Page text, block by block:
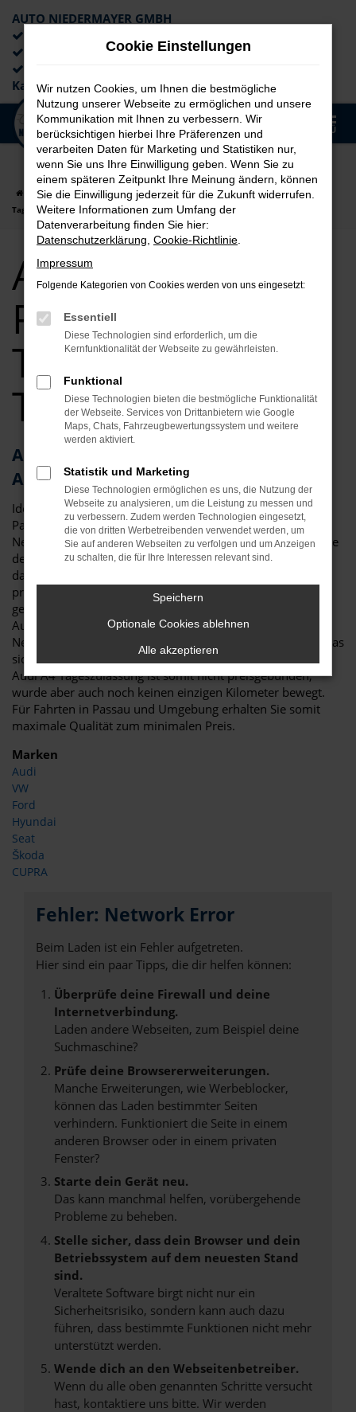
Zum
Hauptinhalt
springen
AUTO NIEDERMAYER GMBH
Lieferung an die Haustür
Kaufabwicklung
MENÜ
Startseite Passau Audi Audi A4
Audi A4 für Passau
Tageszulassung Top Angebote
Audi A4 für
Passau
Tageszulassung
Top Angebote
Audi A4 Tageszulassung – die clevere
Alternative für Passau
Ideen muss man haben! Eine Audi A4 Tageszulassung für
Passau ist eine clevere Möglichkeit, um gleichzeitig einen
Neuwagen zu fahren, hierfür aber lediglich einen Preis nahe
dem Gebrauchtwagenniveau zu zahlen. Dies funktioniert
dank eines Tricks, der in der Automobilbranche gerne
praktiziert wird: eine Audi A4 Tageszulassung ist genau
genommen ein klassischer Neuwagen. Viele
Automobilhändler sind jedoch in den Rabatten für
Neufahrzeuge an die Vorgaben der Hersteller gebunden, was
sich durch das Zulassen für einen Tag umgehen lässt. Eine
Audi A4 Tageszulassung ist somit nicht preisgebunden,
wurde aber auch noch keinen einzigen Kilometer bewegt.
Für Fahrten in Passau und Umgebung erhalten Sie somit
maximale Qualität zum minimalen Preis.
Marken
Audi
VW
Ford
Hyundai
Seat
Škoda
CUPRA
Fehler: Network Error
Beim Laden ist ein Fehler aufgetreten.
Hier sind ein paar Tipps, die dir helfen können:
Überprüfe deine Firewall und deine
Internetverbindung.
Laden andere Webseiten, zum Beispiel deine
Suchmaschine?
Prüfe deine Browsererweiterungen.
Manche Erweiterungen, wie Werbeblocker,
können das Laden bestimmter Seiten
verhindern. Funktioniert die Seite in einem
anderen Browser oder in einem privaten
Fenster?
Starte dein Gerät neu.
Das kann manchmal helfen, vorübergehende
Probleme zu beheben.
Stelle sicher, dass dein Browser und dein
Betriebssystem auf dem neuesten Stand
sind.
Veraltete Software birgt nicht nur ein
Sicherheitsrisiko, sondern kann auch dazu
führen, dass bestimmte Funktionen nicht mehr
unterstützt werden.
Wende dich an den Webseitenbetreiber.
Wenn du alle oben genannten Schritte versucht
hast, kontaktiere uns bitte. Wir werden
Cookie Einstellungen
Wir nutzen Cookies, um Ihnen die bestmögliche
Nutzung unserer Webseite zu ermöglichen und unsere
Kommunikation mit Ihnen zu verbessern. Wir
berücksichtigen hierbei Ihre Präferenzen und
verarbeiten Daten für Marketing und Statistiken nur,
wenn Sie uns Ihre Einwilligung geben. Wenn Sie zu
einem späteren Zeitpunkt Ihre Meinung ändern, können
Sie die Einwilligung jederzeit für die Zukunft widerrufen.
Weitere Informationen zum Umfang der
Datenverarbeitung finden Sie hier:
Datenschutzerklärung Cookie-Richtlinie
Impressum
Folgende Kategorien von Cookies werden von uns eingesetzt:
Essentiell
Diese Technologien sind erforderlich, um die
Kernfunktionalität der Webseite zu gewährleisten.
Funktional
Diese Technologien bieten die bestmögliche Funktionalität
der Webseite. Services von Drittanbietern wie Google
Maps, Chats, Fahrzeugbewertungssystem und weitere
werden aktiviert.
Statistik und Marketing
Diese Technologien ermöglichen es uns, die Nutzung der
Webseite zu analysieren, um die Leistung zu messen und
zu verbessern. Zudem werden Technologien eingesetzt,
die von dritten Werbetreibenden verwendet werden, um
Sie auf anderen Webseiten zu verfolgen und um Anzeigen
zu schalten, die für Ihre Interessen relevant sind.
Speichern
Optionale Cookies ablehnen
Alle akzeptieren